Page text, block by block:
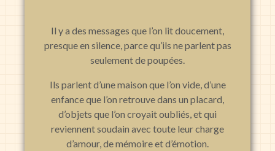
Il y a des messages que l’on lit doucement,
presque en silence, parce qu’ils ne parlent pas
seulement de poupées.
Ils parlent d’une maison que l’on vide, d’une
enfance que l’on retrouve dans un placard,
d’objets que l’on croyait oubliés, et qui
reviennent soudain avec toute leur charge
d’amour, de mémoire et d’émotion.